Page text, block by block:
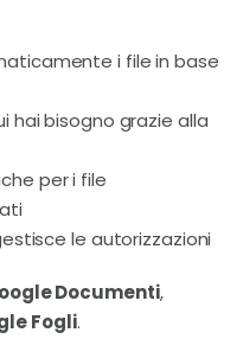
i file in base
hai bisogno grazie alla
per i file
le autorizzazioni
Documenti,
Fogli.